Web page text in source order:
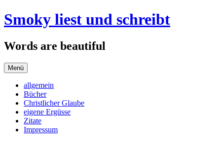
Zum
Inhalt
Smoky liest und schreibt
Words are beautiful
Menü
allgemein
Bücher
Christlicher Glaube
eigene Ergüsse
Zitate
Impressum